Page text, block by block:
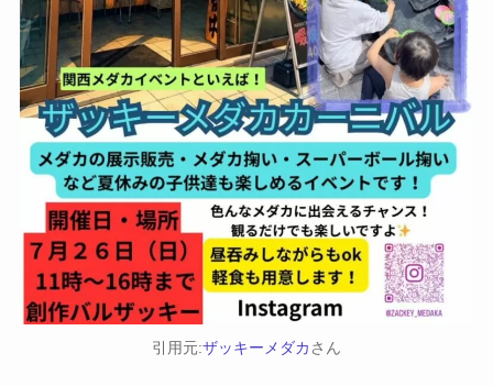
引用元:ザッキーメダカ さん